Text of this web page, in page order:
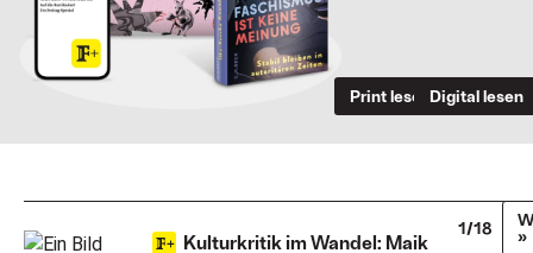
Print lesen Digital lesen
Kulturkritik im Wandel: Maik
1/18
»